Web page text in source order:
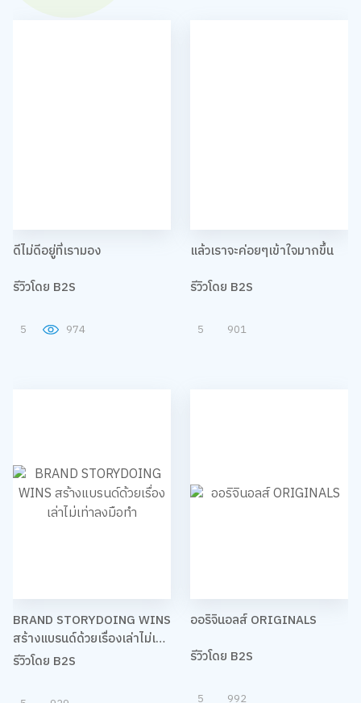
ดีไม่ดีอยู่ที่เรามอง
รีวิวโดย B2S
974
แล้วเราจะค่อยๆเข้าใจมากขึ้น
รีวิวโดย B2S
901
BRAND STORYDOING WINS
สร้างแบรนด์ด้วยเรื่องเล่าไม่เท่า
ลงมือทำ
รีวิวโดย B2S
ออริจินอลส์ ORIGINALS
รีวิวโดย B2S
5 992